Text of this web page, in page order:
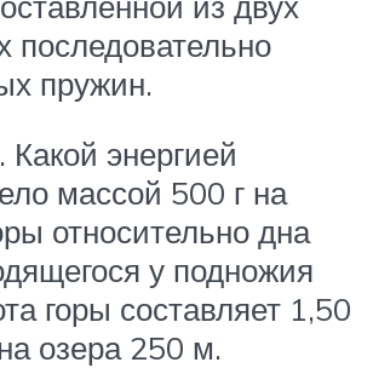
последовательно
пружин.
энергией
массой 500 г на
относительно дна
у подножия
горы составляет 1,50
озера 250 м.